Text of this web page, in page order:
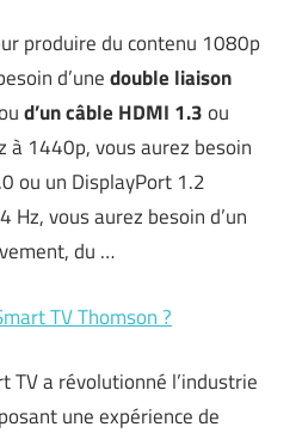
produire du contenu 1080p
d’unedouble liaison
d’un câble HDMI 1.3ou
à 1440p, vous aurez besoin
ou un DisplayPort 1.2
vous aurez besoin d’un
du …
TV Thomson ?
TV a révolutionné l’industrie
une expérience de